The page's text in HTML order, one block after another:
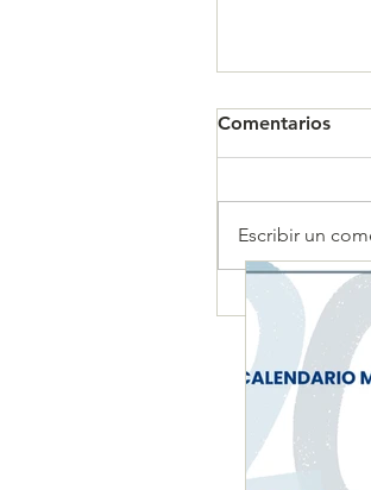
"AGOSTO
Comentarios
Escribir un